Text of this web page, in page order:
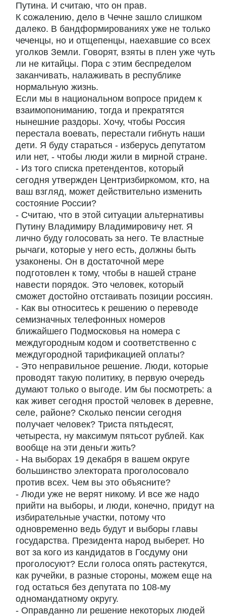
Путина. И считаю, что он прав.
К сожалению, дело в Чечне зашло слишком
далеко. В бандформированиях уже не только
чеченцы, но и отщепенцы, наехавшие со всех
уголков Земли. Говорят, взяты в плен уже чуть
ли не китайцы. Пора с этим беспределом
заканчивать, налаживать в республике
нормальную жизнь.
Если мы в национальном вопросе придем к
взаимопониманию, тогда и прекратятся
нынешние раздоры. Хочу, чтобы Россия
перестала воевать, перестали гибнуть наши
дети. Я буду стараться - изберусь депутатом
или нет, - чтобы люди жили в мирной стране.
- Из того списка претендентов, который
сегодня утвержден Центризбиркомом, кто, на
ваш взгляд, может действительно изменить
состояние России?
- Считаю, что в этой ситуации альтернативы
Путину Владимиру Владимировичу нет. Я
лично буду голосовать за него. Те властные
рычаги, которые у него есть, должны быть
узаконены. Он в достаточной мере
подготовлен к тому, чтобы в нашей стране
навести порядок. Это человек, который
сможет достойно отстаивать позиции россиян.
- Как вы относитесь к решению о переводе
семизначных телефонных номеров
ближайшего Подмосковья на номера с
междугородным кодом и соответственно с
междугородной тарификацией оплаты?
- Это неправильное решение. Люди, которые
проводят такую политику, в первую очередь
думают только о выгоде. Им бы посмотреть: а
как живет сегодня простой человек в деревне,
селе, районе? Сколько пенсии сегодня
получает человек? Триста пятьдесят,
четыреста, ну максимум пятьсот рублей. Как
вообще на эти деньги жить?
- На выборах 19 декабря в вашем округе
большинство электората проголосовало
против всех. Чем вы это объясните?
- Люди уже не верят никому. И все же надо
прийти на выборы, и люди, конечно, придут на
избирательные участки, потому что
одновременно ведь будут и выборы главы
государства. Президента народ выберет. Но
вот за кого из кандидатов в Госдуму они
проголосуют? Если голоса опять растекутся,
как ручейки, в разные стороны, можем еще на
год остаться без депутата по 108-му
одномандатному округу.
- Оправданно ли решение некоторых людей